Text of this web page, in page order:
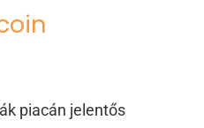
piacán jelentős